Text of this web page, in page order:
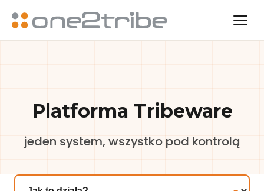
Platforma Tribeware
jeden system, wszystko pod kontrolą